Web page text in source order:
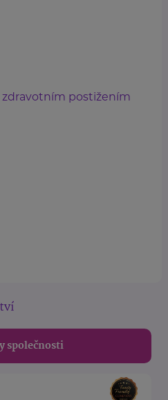
zdravotním postižením
společnosti